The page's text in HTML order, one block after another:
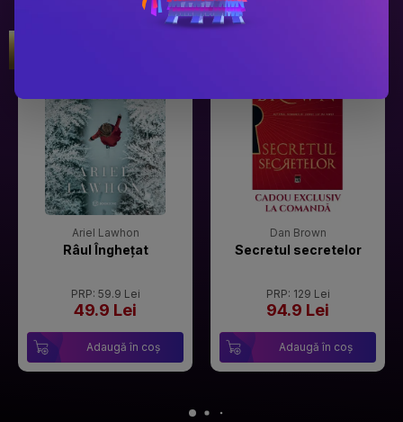
Ariel Lawhon
Râul Înghețat
PRP: 59.9 Lei
49.9 Lei
Adaugă în coș
Dan Brown
Secretul secretelor
PRP: 129 Lei
94.9 Lei
Adaugă în coș